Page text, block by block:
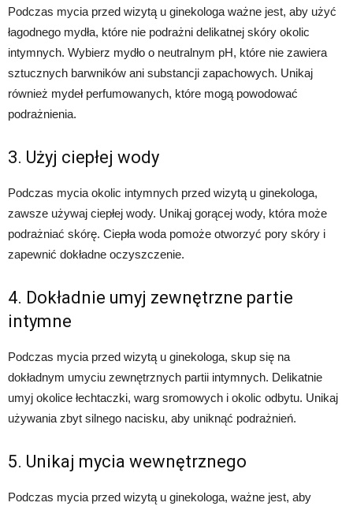
Podczas mycia przed wizytą u ginekologa ważne jest, aby użyć
łagodnego mydła, które nie podrażni delikatnej skóry okolic
intymnych. Wybierz mydło o neutralnym pH, które nie zawiera
sztucznych barwników ani substancji zapachowych. Unikaj
również mydeł perfumowanych, które mogą powodować
podrażnienia.
3. Użyj ciepłej wody
Podczas mycia okolic intymnych przed wizytą u ginekologa,
zawsze używaj ciepłej wody. Unikaj gorącej wody, która może
podrażniać skórę. Ciepła woda pomoże otworzyć pory skóry i
zapewnić dokładne oczyszczenie.
4. Dokładnie umyj zewnętrzne partie
intymne
Podczas mycia przed wizytą u ginekologa, skup się na
dokładnym umyciu zewnętrznych partii intymnych. Delikatnie
umyj okolice łechtaczki, warg sromowych i okolic odbytu. Unikaj
używania zbyt silnego nacisku, aby uniknąć podrażnień.
5. Unikaj mycia wewnętrznego
Podczas mycia przed wizytą u ginekologa, ważne jest, aby